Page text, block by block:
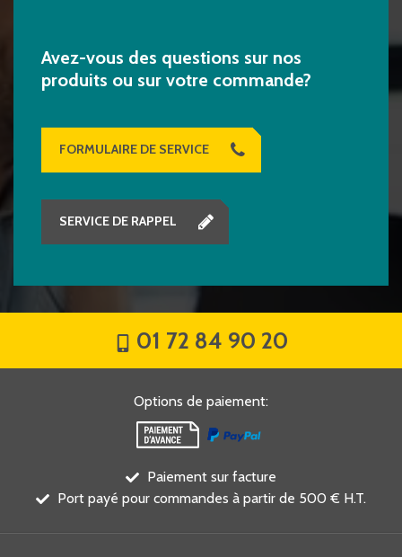
Avez-vous des questions sur nos
produits ou sur votre commande?
FORMULAIRE DE SERVICE
SERVICE DE RAPPEL
01 72 84 90 20
Options de paiement:
Paiement sur facture
Port payé pour commandes à partir de 500 € H.T.